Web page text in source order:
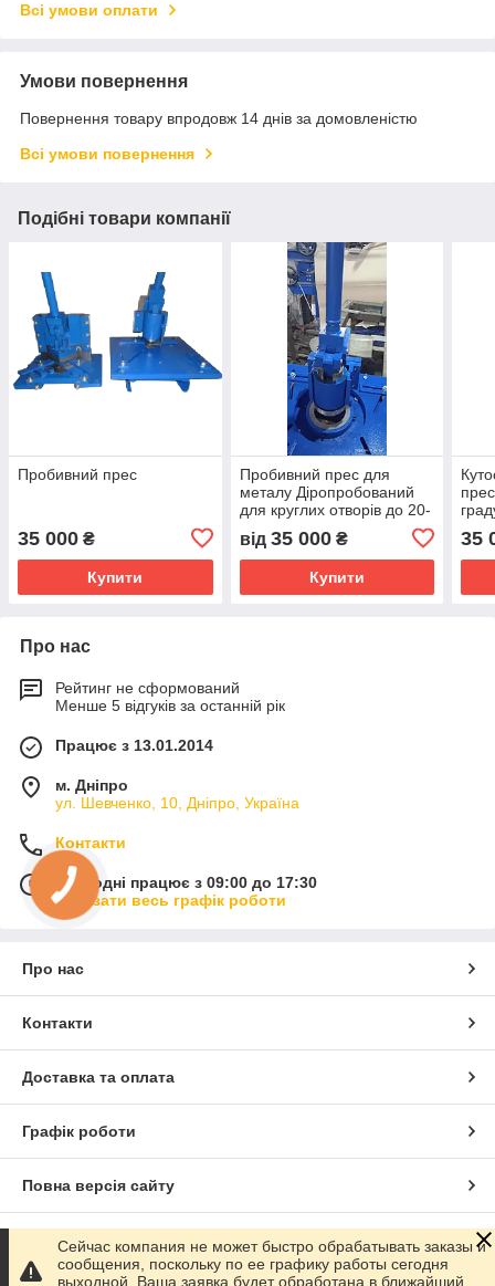
Всі умови оплати
Умови повернення
Повернення товару впродовж 14 днів за домовленістю
Всі умови повернення
Подібні товари компанії
Пробивний прес
35 000 ₴
Купити
Пробивний прес для
металу Діропробований
для круглих отворів до 20-
від 35 000₴
Купити
35
Про нас
Рейтинг не сформований
Менше 5 відгуків за останній рік
Працює з 13.01.2014
м. Дніпро
ул. Шевченко, 10, Дніпро, Україна
Контакти
Сьогодні працює з 09:00 до 17:30
Показати весь графік роботи
Про нас
Контакти
Доставка та оплата
Графік роботи
Повна версія сайту
Сайт створено на маркетплейсі Prom.ua
Сейчас компания не может быстро обрабатывать заказы и
сообщения, поскольку по ее графику работы сегодня
выходной. Ваша заявка будет обработана в ближайший